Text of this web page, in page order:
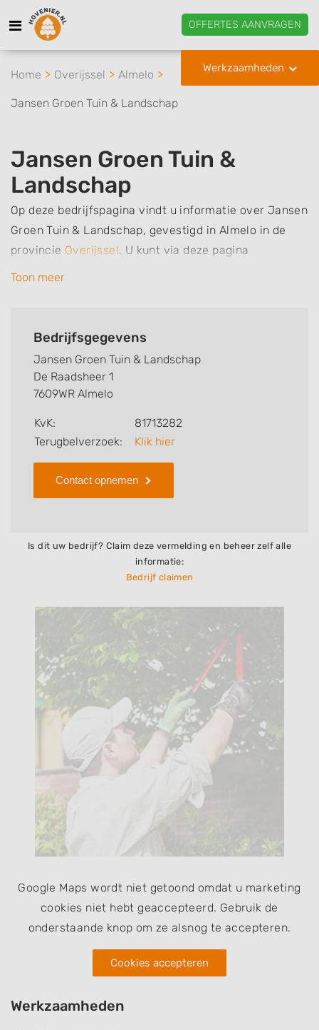
OFFERTES AANVRAGEN
Werkzaamheden
Home Overijssel Almelo
Jansen Groen Tuin & Landschap
Jansen Groen Tuin &
Landschap
Op deze bedrijfspagina vindt u informatie over Jansen
Groen Tuin & Landschap, gevestigd in Almelo in de
provincie Overijssel. U kunt via deze pagina
eenvoudig contact met het bedrijf opnemen door te
kunt u snel zien welke zaken Jansen Groen Tuin &
beoordeling of review achterlaten als u al ervaring
heeft met dit bedrijf.
Zoekt u een ander bedrijf? Bekijk dan andere
hoveniers en bedrijven inAlmelo
Toon meer
Bedrijfsgegevens
Jansen Groen Tuin & Landschap
De Raadsheer 1
7609WR Almelo
KvK:
81713282
Terugbelverzoek:
Klik hier
Contact opnemen
Is dit uw bedrijf? Claim deze vermelding en beheer zelf alle
informatie:
Bedrijf claimen
Google Maps wordt niet getoond omdat u marketing
cookies niet hebt geaccepteerd. Gebruik de
onderstaande knop om ze alsnog te accepteren.
Cookies accepteren
Werkzaamheden